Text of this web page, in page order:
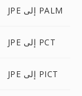
JPE إلى PALM
JPE إلى PCT
JPE إلى PICT